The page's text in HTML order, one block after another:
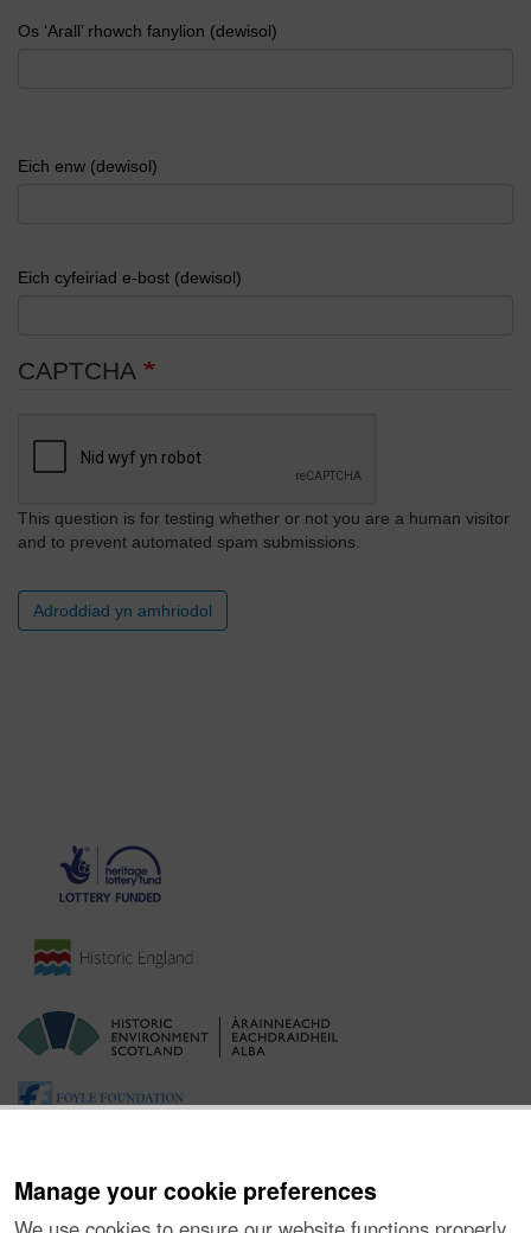
Manage your cookie preferences
Os ‘Arall’ rhowch fanylion (dewisol)
Eich enw (dewisol)
Eich cyfeiriad e-bost (dewisol)
CAPTCHA
This question is for testing whether or not you are a human visitor
and to prevent automated spam submissions.
Adroddiad yn amhriodol